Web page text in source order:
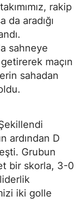
rakip
da aradığı
sahneye
maçın
sahadan
ardından D
Grubun
bir skorla, 3-0
iki golle